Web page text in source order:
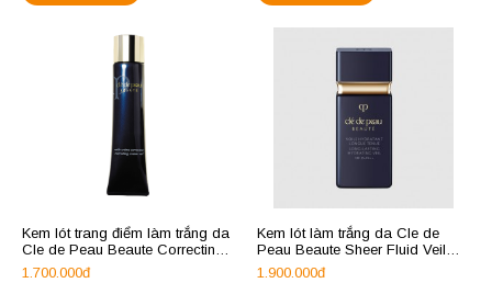
Kem lót trang điểm làm trắng da
Cle de Peau Beaute Correcting
Cream Veil SPF 25
1.700.000đ
Kem lót làm trắng da Cle de
Peau Beaute Sheer Fluid Veil
SPF 25
1.900.000đ